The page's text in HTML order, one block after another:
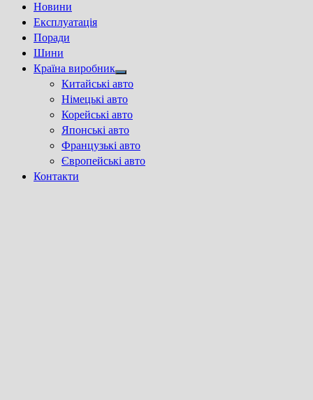
Новини
Експлуатація
Поради
Шини
Країна виробник
Show
sub
menu
Китайські авто
Німецькі авто
Корейські авто
Японські авто
Французькі авто
Європейські авто
Контакти